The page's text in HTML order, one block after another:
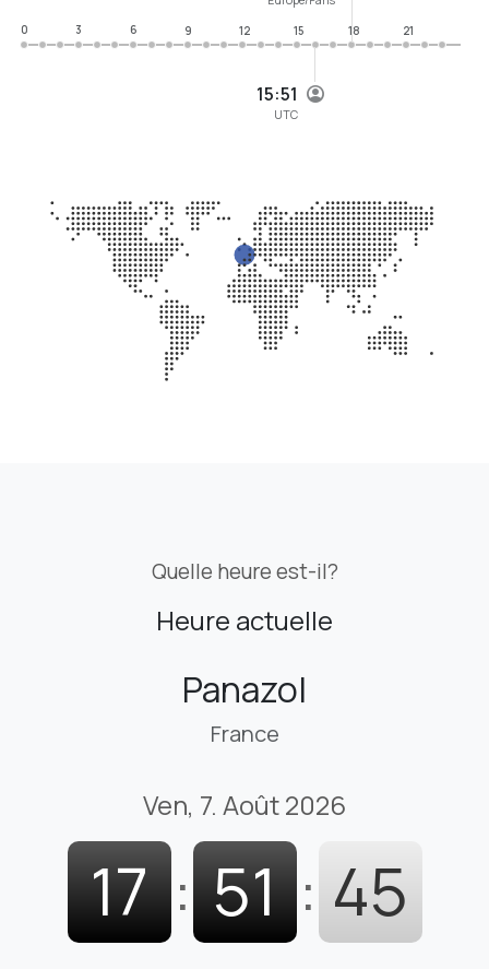
15:51
UTC
0
3 6 9 12 15 18 21
Quelle heure est-il?
Heure actuelle
Panazol
France
Ven, 7. Août 2026
17 : 51 : 46